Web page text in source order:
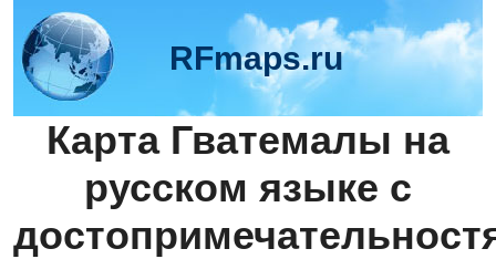
RFmaps.ru
Карта Гватемалы на
русском языке с